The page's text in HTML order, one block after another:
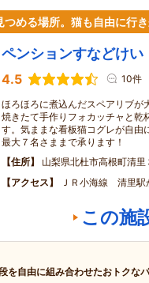
める場所。猫も自由に行
ペンションすなどけい
4.5 10件
ほろほろに煮込んだスペアリブが
焼きたて手作りフォカッチャと乾
す。気ままな看板猫コグレが自由
最大７名さままで承ります！
住所
山梨県北杜市高根町清
アクセス
ＪＲ小海線 清里駅
この施
を自由に組み合わせたおトクな